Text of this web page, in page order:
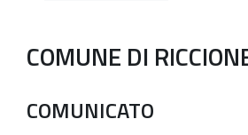
COMUNE DI
COMUNICATO